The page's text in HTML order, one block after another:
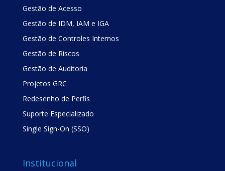
Gestão de Acesso
Gestão de IDM, IAM e IGA
Gestão de Controles Internos
Gestão de Riscos
Gestão de Auditoria
Projetos GRC
Redesenho de Perfis
Suporte Especializado
Single Sign-On (SSO)
Institucional